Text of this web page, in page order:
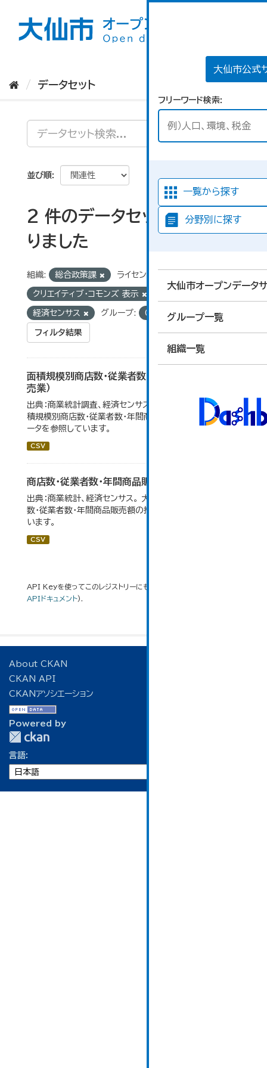
大仙市公式
フリーワード検索
一覧から探す
分野別に探す
大仙市オープンデータ
グループ一覧
組織一覧
データセット
並び順
2 件のデータセットが見つか
りました
組織: 総合政策課 ライセンス:
クリエイティブ・コモンズ 表示
経済センサス グループ: 06_商業・サービス業
フィルタ結果
面積規模別商店数・従業者数・年間商品販売額（小
売業）
出典：商業統計調査、経済センサス。 大仙市の統計「6-5 面
積規模別商店数・従業者数・年間商品販売額（小売業）」のデ
ータを参照しています。
CSV
商店数・従業者数・年間商品販売額の推移
出典：商業統計、経済センサス。 大仙市の統計「6-1 商店
数・従業者数・年間商品販売額の推移」のデータを参照して
います。
CSV
API Keyを使ってこのレジストリーにもアクセス可能です
APIドキュメント).
About CKAN
CKAN API
CKANアソシエーション
Powered by
言語